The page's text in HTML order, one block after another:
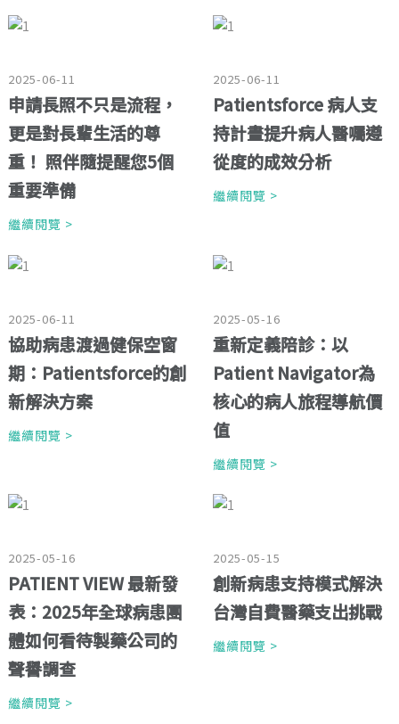
2025-06-11
申請長照不只是流程，
更是對長輩生活的尊
重！ 照伴隨提醒您5個
重要準備
繼續閱覽 >
2025-06-11
Patientsforce 病人支
持計畫提升病人醫囑遵
從度的成效分析
繼續閱覽 >
2025-06-11
協助病患渡過健保空窗
期：Patientsforce的創
新解決方案
繼續閱覽 >
2025-05-16
重新定義陪診：以
Patient Navigator為
核心的病人旅程導航價
值
繼續閱覽 >
2025-05-16
PATIENT VIEW 最新發
表：2025年全球病患團
體如何看待製藥公司的
聲譽調查
繼續閱覽 >
2025-05-15
創新病患支持模式解決
台灣自費醫藥支出挑戰
繼續閱覽 >